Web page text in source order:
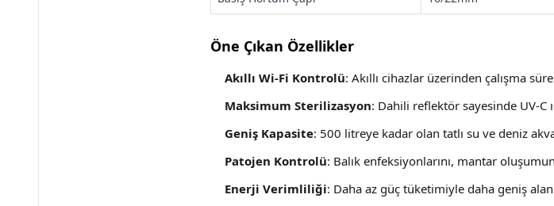
Öne Çıkan Özellikler
Akıllı Wi-Fi Kontrolü: Akıllı cihazlar üzerinden çalışma
Maksimum Sterilizasyon: Dahili reflektör sayesinde UV-C
Geniş Kapasite: 500 litreye kadar olan tatlı su ve deniz
Patojen Kontrolü: Balık enfeksiyonlarını, mantar
Enerji Verimliliği: Daha az güç tüketimiyle daha geniş